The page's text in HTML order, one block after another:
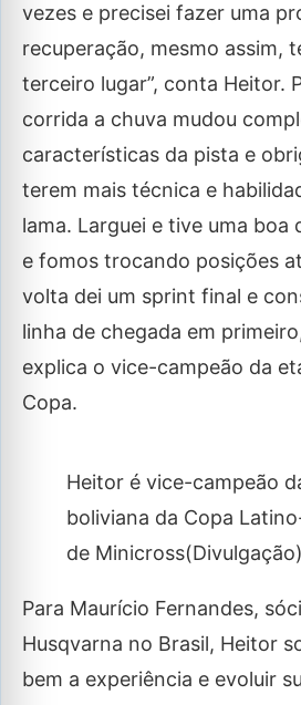
vezes e precisei fazer uma
recuperação, mesmo assim,
terceiro lugar”, conta Heitor.
corrida a chuva mudou
características da pista e
terem mais técnica e
lama. Larguei e tive uma boa
e fomos trocando posições
volta dei um sprint final e
linha de chegada em
explica o vice-campeão da
Copa.
Heitor é vice-campeão
boliviana da Copa
de Minicross(Divulgação)
Para Maurício Fernandes,
Husqvarna no Brasil, Heitor
bem a experiência e evoluir